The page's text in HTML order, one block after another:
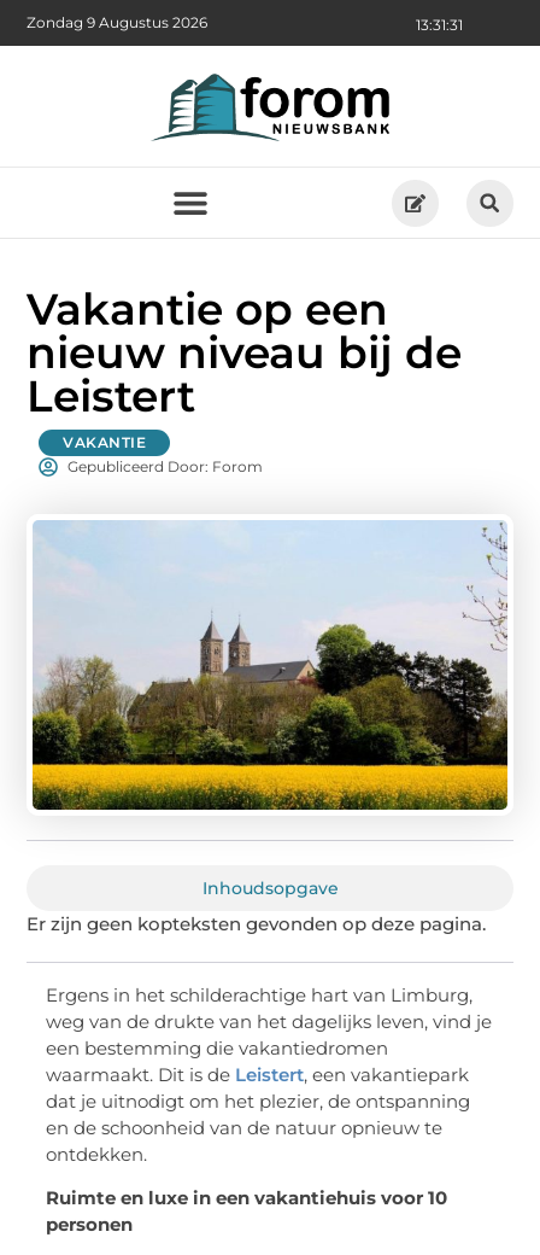
13:31:32
Zondag 9 Augustus 2026
Vakantie op een
nieuw niveau bij de
Leistert
VAKANTIE
Gepubliceerd Door: Forom
Inhoudsopgave
Er zijn geen kopteksten gevonden op deze pagina.
Ergens in het schilderachtige hart van Limburg,
weg van de drukte van het dagelijks leven, vind je
een bestemming die vakantiedromen
waarmaakt. Dit is de Leistert, een vakantiepark
dat je uitnodigt om het plezier, de ontspanning
en de schoonheid van de natuur opnieuw te
ontdekken.
Ruimte en luxe in een vakantiehuis voor 10
personen